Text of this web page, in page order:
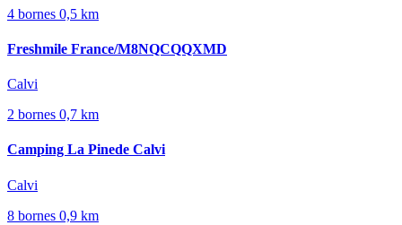
4 bornes 0,5 km
Freshmile France/M8NQCQQXMD
Calvi
2 bornes 0,7 km
Camping La Pinede Calvi
Calvi
8 bornes 0,9 km